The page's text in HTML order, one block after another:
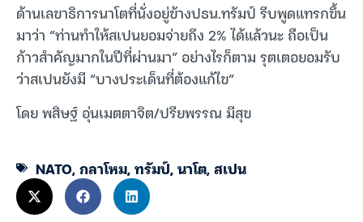
ด้านเลขาธิการนาโตที่นั่งอยู่ข้างปธน.ทรัมป์ รีบพูดแทรกขึ้น
มาว่า “ท่านทำให้สเปนยอมจ่ายถึง 2% ได้แล้วนะ ถือเป็น
ก้าวสำคัญมากในปีที่ผ่านมา” อย่างไรก็ตาม รุตเตอยอมรับ
ว่าสเปนยังมี “บางประเด็นที่ต้องแก้ไข”
โดย พสิษฐ์ อุ่นเมตตาจิต/ปรียพรรณ มีสุข
NATO,กลาโหม,ทรัมป์,นาโต,สเปน